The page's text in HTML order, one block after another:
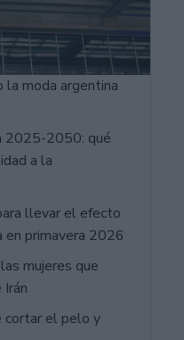
la moda argentina
2025-2050: qué
a la
llevar el efecto
en primavera 2026
mujeres que
cortar el pelo y